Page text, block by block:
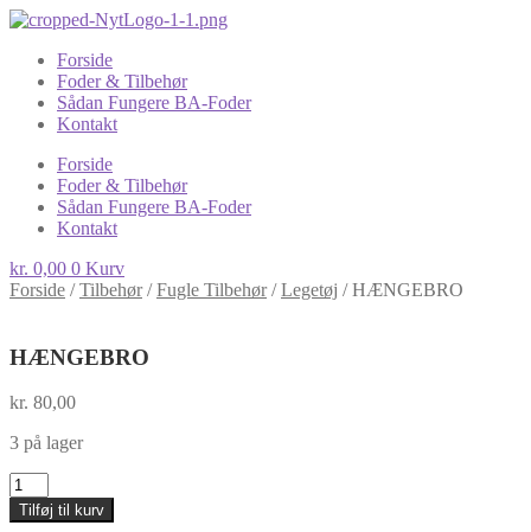
Forside
Foder & Tilbehør
Sådan Fungere BA-Foder
Kontakt
Forside
Foder & Tilbehør
Sådan Fungere BA-Foder
Kontakt
kr. 0,00 0 Kurv
Forside /Tilbehør/Fugle Tilbehør/Legetøj /HÆNGEBRO
HÆNGEBRO
kr. 80,00
3 på lager
HÆNGEBRO
antal
Tilføj til kurv